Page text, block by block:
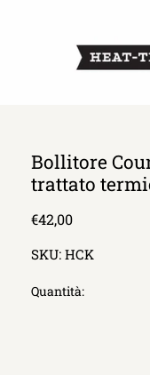
Bollitore
trattato
Prezzo
listino
€42,00
SKU: HCK
Quantità: